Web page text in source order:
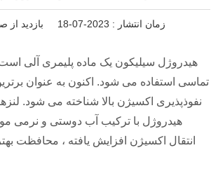
بازدید از زمان انتشار : 2023-07-18
هیدروژل سیلیکون یک ماده پلیمری آلی است
تماسی استفاده می شود. اکنون به عنوان
نفوذپذیری اکسیژن بالا شناخته می شود.
هیدروژل با ترکیب آب دوستی و نرمی
انتقال اکسیژن افزایش یافته ، محافظت